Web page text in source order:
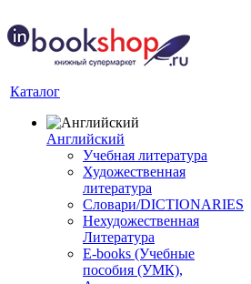
Каталог
Английский
Учебная литература
Художественная
литература
Словари/DICTIONARIES
Нехудожественная
Литература
E-books (Учебные
пособия (УМК),